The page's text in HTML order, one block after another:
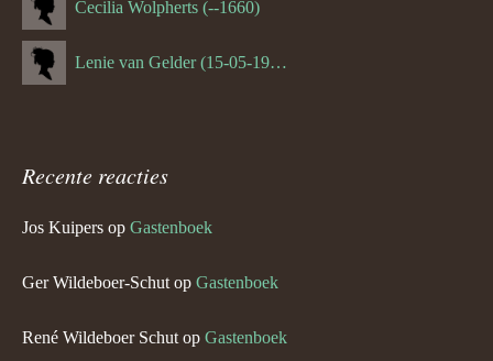
Cecilia Wolpherts (--1660)
Lenie van Gelder (15-05-1970)
Recente reacties
Jos Kuipers op Gastenboek
Ger Wildeboer-Schut op Gastenboek
René Wildeboer Schut op Gastenboek